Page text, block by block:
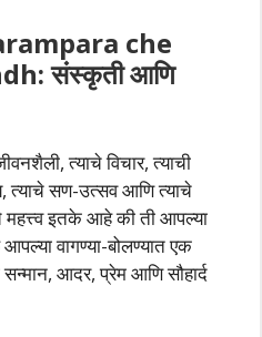
che
संस्कृती आणि
त्याचे विचार, त्याची
त्याचे सण-उत्सव आणि त्याचे
महत्त्व इतके आहे की ती आपल्या
वागण्या-बोलण्यात एक
आदर, प्रेम आणि सौहार्द